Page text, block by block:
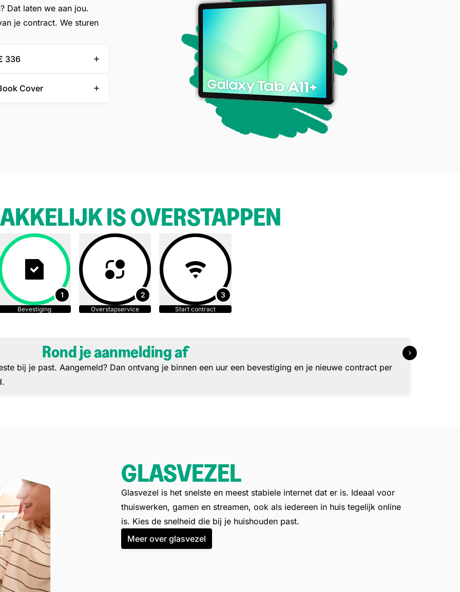
Dat laten we aan jou.
je contract. We sturen
336
Cover
IS OVERSTAPPEN
1
Bevestiging
2
Overstapservice
3
Start contract
Stap 1: Rond je aanmelding af
Rond je aanmelding af
bij je past. Aangemeld? Dan ontvang je binnen een uur een bevestiging en je nieuwe contract per
GLASVEZEL
Glasvezel is het snelste en meest stabiele internet dat er is. Ideaal voor
thuiswerken, gamen en streamen, ook als iedereen in huis tegelijk online
is. Kies de snelheid die bij je huishouden past.
Meer over glasvezel